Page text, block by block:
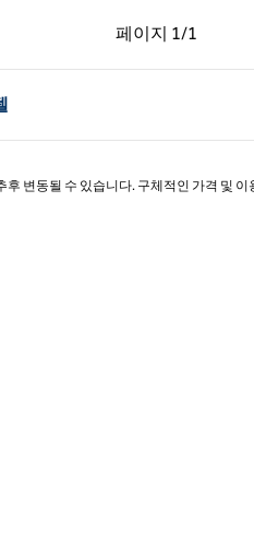
페이지 1/1
이전 페이지, 1/1
페이지 1/1
변동될 수 있습니다. 구체적인 가격 및